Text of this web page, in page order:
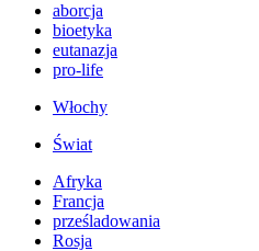
aborcja
bioetyka
eutanazja
pro-life
Włochy
Świat
Afryka
Francja
prześladowania
Rosja